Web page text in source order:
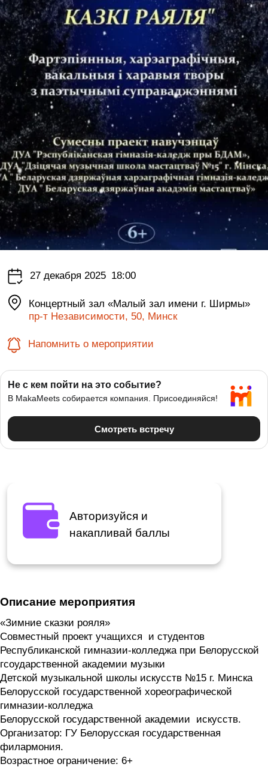
27 декабря 2025 18:00
Концертный зал «Малый зал имени г. Ширмы»
пр-т Независимости, 50, Минск
Напомнить о мероприятии
Авторизуйся и
накапливай баллы
Описание мероприятия
«Зимние сказки рояля»
Совместный проект учащихся и студентов
Республиканской гимназии-колледжа при Белорусской
гсоударственной академии музыки
Детской музыкальной школы искусств №15 г. Минска
Белорусской государственной хореографической
гимназии-колледжа
Белорусской государственной академии искусств.
Организатор: ГУ Белорусская государственная
филармония.
Возрастное ограничение: 6+